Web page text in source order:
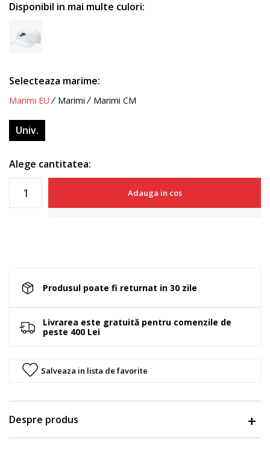
Disponibil in mai multe culori:
Selecteaza marime:
Marimi EU Marimi Marimi CM
Univ.
Alege cantitatea:
Adauga in cos
Produsul poate fi returnat in 30 zile
Livrarea este gratuită pentru comenzile de
peste 400 Lei
Salveaza in lista de favorite
Despre produs